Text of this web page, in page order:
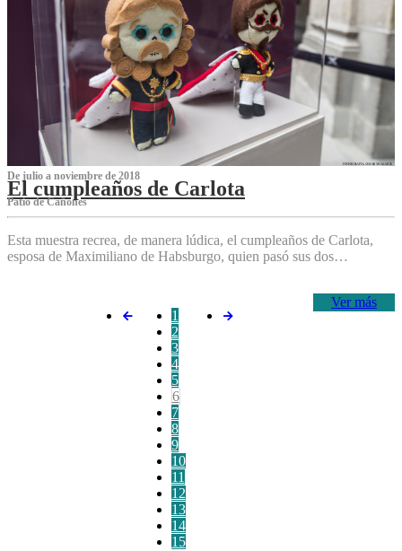
De julio a noviembre de 2018
El cumpleaños de Carlota
Patio de Cañones
Esta muestra recrea, de manera lúdica, el cumpleaños de Carlota,
esposa de Maximiliano de Habsburgo, quien pasó sus dos…
Ver más
1
2
3
4
5
6
7
8
9
10
11
12
13
14
15